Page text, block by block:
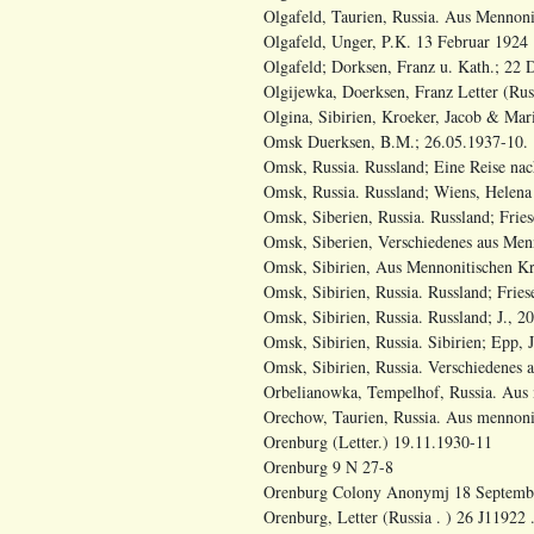
Olgafeld, Taurien, Russia. Aus
Olgafeld, Unger, P.K. 13 Februar 1924
Olgafeld; Dorksen, Franz u. Kath.; 22
Olgijewka, Doerksen, Franz Letter
Olgina, Sibirien, Kroeker, Jacob &
Omsk Duerksen, B.M.; 26.05.1937-10.
Omsk, Russia. Russland; Eine Reise
Omsk, Russia. Russland; Wiens,
Omsk, Siberien, Russia. Russland;
Omsk, Siberien, Verschiedenes aus
Omsk, Sibirien, Aus Mennonitischen
Omsk, Sibirien, Russia. Russland;
Omsk, Sibirien, Russia. Russland; J.,
Omsk, Sibirien, Russia. Sibirien; Epp,
Omsk, Sibirien, Russia.
Orbelianowka, Tempelhof, Russia.
Orechow, Taurien, Russia. Aus
Orenburg (Letter.) 19.11.1930-11
Orenburg 9 N 27-8
Orenburg Colony Anonymj 18
Orenburg, Letter (Russia . ) 26 J11922